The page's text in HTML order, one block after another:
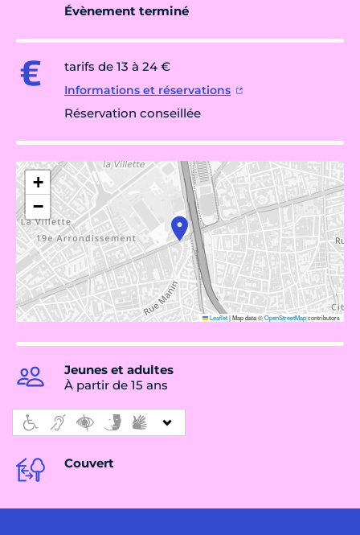
Évènement terminé
tarifs de 13 à 24 €
Informations et réservations
Réservation conseillée
+
−
Leaflet|Map data ©OpenStreetMapcontributors
Jeunes et adultes
À partir de 15 ans
Couvert